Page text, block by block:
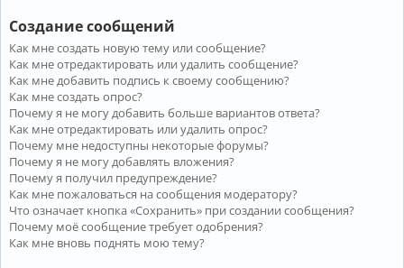
Создание сообщений
Как мне создать новую тему или сообщение?
Как мне отредактировать или удалить сообщение?
Как мне добавить подпись к своему сообщению?
Как мне создать опрос?
Почему я не могу добавить больше вариантов ответа?
Как мне отредактировать или удалить опрос?
Почему мне недоступны некоторые форумы?
Почему я не могу добавлять вложения?
Почему я получил предупреждение?
Как мне пожаловаться на сообщения модератору?
Что означает кнопка «Сохранить» при создании сообщения?
Почему моё сообщение требует одобрения?
Как мне вновь поднять мою тему?